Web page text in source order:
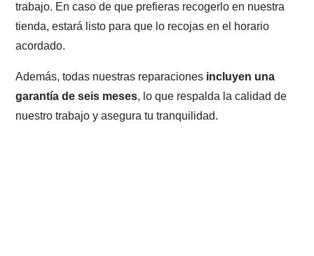
trabajo. En caso de que prefieras recogerlo en nuestra
tienda, estará listo para que lo recojas en el horario
acordado.
Además, todas nuestras reparaciones incluyen una
garantía de seis meses, lo que respalda la calidad de
nuestro trabajo y asegura tu tranquilidad.